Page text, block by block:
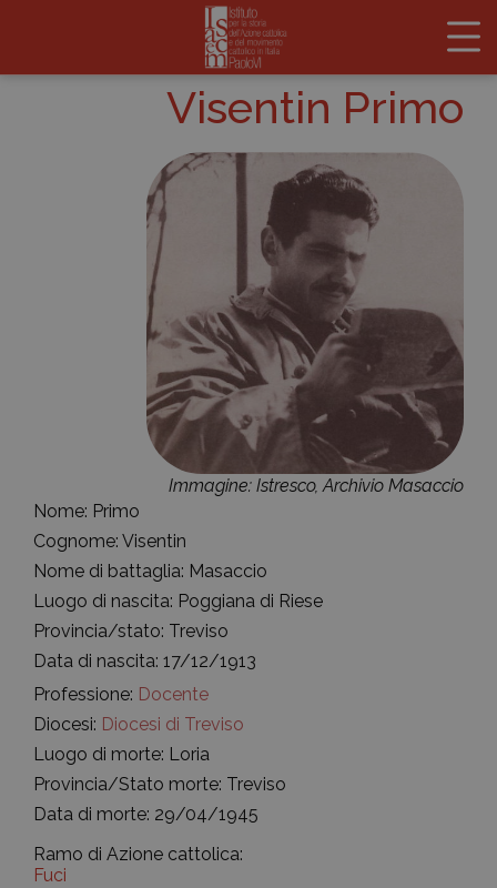
Visentin Primo
Immagine: Istresco, Archivio Masaccio
Nome: Primo
Cognome: Visentin
Nome di battaglia: Masaccio
Luogo di nascita: Poggiana di Riese
Provincia/stato: Treviso
Data di nascita: 17/12/1913
Professione: Docente
Diocesi: Diocesi di Treviso
Luogo di morte: Loria
Provincia/Stato morte: Treviso
Data di morte: 29/04/1945
Ramo di Azione cattolica:
Fuci